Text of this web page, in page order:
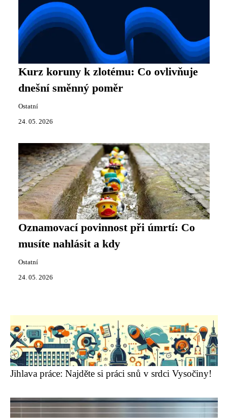
Kurz koruny k zlotému: Co ovlivňuje
dnešní směnný poměr
Ostatní
24. 05. 2026
Oznamovací povinnost při úmrtí: Co
musíte nahlásit a kdy
Ostatní
24. 05. 2026
Jihlava práce: Najděte si práci snů v srdci Vysočiny!